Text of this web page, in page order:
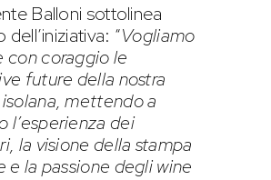
Balloni sottolinea
dell’iniziativa: “Vogliamo
con coraggio le
future della nostra
mettendo a
l’esperienza dei
la visione della stampa
e la passione degliwine